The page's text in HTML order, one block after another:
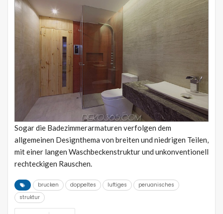
Sogar die Badezimmerarmaturen verfolgen dem
allgemeinen Designthema von breiten und niedrigen Teilen,
mit einer langen Waschbeckenstruktur und unkonventionell
rechteckigen Rauschen.
brucken doppeltes luftiges
peruanisches
struktur